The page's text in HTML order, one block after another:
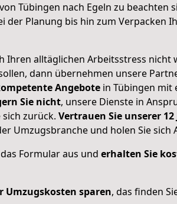
Tübingen nach Egeln zu beachten
der Planung bis hin zum Verpacken
Ihren alltäglichen Arbeitsstress nicht
dann übernehmen unsere
Angebote in Tübingen mit
Sie nicht, unsere Dienste in
sich zurück. Vertrauen Sie unserer 12
Umzugsbranche und holen Sie sich
Formular aus und erhalten Sie
Umzugskosten sparen, das finden